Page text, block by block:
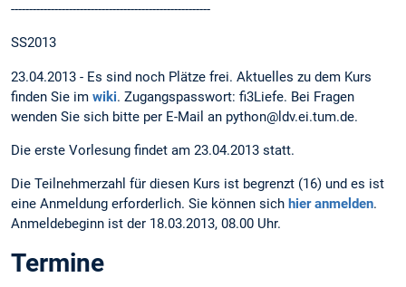
-------------------------------------------------------
SS2013
23.04.2013 - Es sind noch Plätze frei. Aktuelles zu dem Kurs
finden Sie im wiki. Zugangspasswort: fi3Liefe. Bei Fragen
wenden Sie sich bitte per E-Mail an python@ldv.ei.tum.de.
Die erste Vorlesung findet am 23.04.2013 statt.
Die Teilnehmerzahl für diesen Kurs ist begrenzt (16) und es ist
eine Anmeldung erforderlich. Sie können sich hier anmelden.
Anmeldebeginn ist der 18.03.2013, 08.00 Uhr.
Termine